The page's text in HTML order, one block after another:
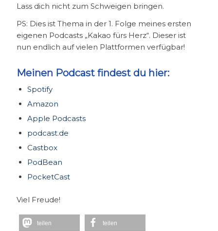
Lass dich nicht zum Schweigen bringen.
PS: Dies ist Thema in der 1. Folge meines ersten
eigenen Podcasts „Kakao fürs Herz“. Dieser ist
nun endlich auf vielen Plattformen verfügbar!
Meinen Podcast findest du hier:
Spotify
Amazon
Apple Podcasts
podcast.de
Castbox
PodBean
PocketCast
Viel Freude!
teilen teilen